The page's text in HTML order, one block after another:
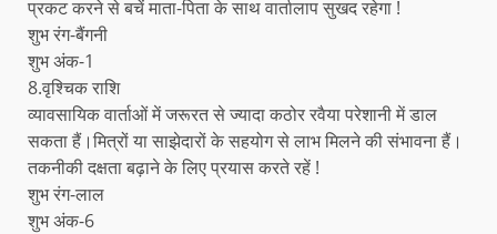
प्रकट करने से बचें माता-पिता के साथ वार्तालाप सुखद रहेगा !
शुभ रंग-बैंगनी
शुभ अंक-1
8.वृश्चिक राशि
व्यावसायिक वार्ताओं में जरूरत से ज्यादा कठोर रवैया परेशानी में डाल
सकता हैं।मित्रों या साझेदारों के सहयोग से लाभ मिलने की संभावना हैं।
तकनीकी दक्षता बढ़ाने के लिए प्रयास करते रहें !
शुभ रंग-लाल
शुभ अंक-6